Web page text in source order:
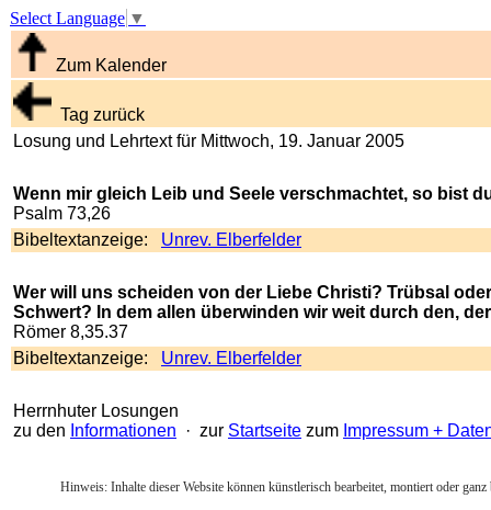
Select Language ▼
Zum Kalender
Tag zurück
Losung und Lehrtext für Mittwoch, 19. Januar 2005
Wenn mir gleich Leib und Seele verschmachtet, so bist
Psalm 73,26
Bibeltextanzeige: Unrev. Elberfelder
Wer will uns scheiden von der Liebe Christi? Trübsal
Schwert? In dem allen überwinden wir weit durch den,
Römer 8,35.37
Bibeltextanzeige: Unrev. Elberfelder
Herrnhuter Losungen
zu den Informationen · zur Startseite zum Impressum +
Hinweis: Inhalte dieser Website können künstlerisch bearbeitet, montiert oder